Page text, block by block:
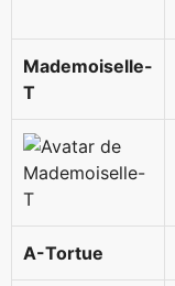
Mademoiselle-
T
A-Tortue